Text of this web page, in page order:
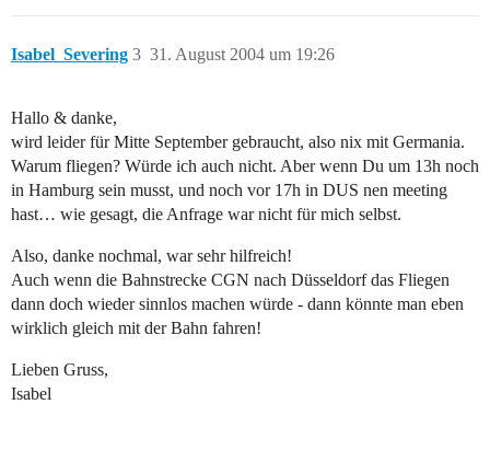
Isabel_Severing 31. August 2004 um 19:26
3
Hallo & danke,
wird leider für Mitte September gebraucht, also nix mit Germania.
Warum fliegen? Würde ich auch nicht. Aber wenn Du um 13h noch
in Hamburg sein musst, und noch vor 17h in DUS nen meeting
hast… wie gesagt, die Anfrage war nicht für mich selbst.
Also, danke nochmal, war sehr hilfreich!
Auch wenn die Bahnstrecke CGN nach Düsseldorf das Fliegen
dann doch wieder sinnlos machen würde - dann könnte man eben
wirklich gleich mit der Bahn fahren!
Lieben Gruss,
Isabel